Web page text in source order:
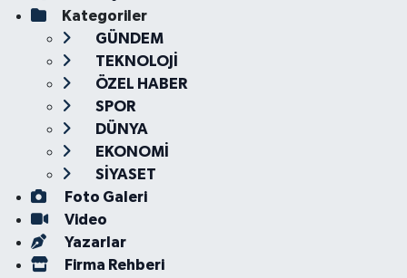
Kategoriler
GÜNDEM
TEKNOLOJİ
ÖZEL HABER
SPOR
DÜNYA
EKONOMİ
SİYASET
Foto Galeri
Video
Yazarlar
Firma Rehberi